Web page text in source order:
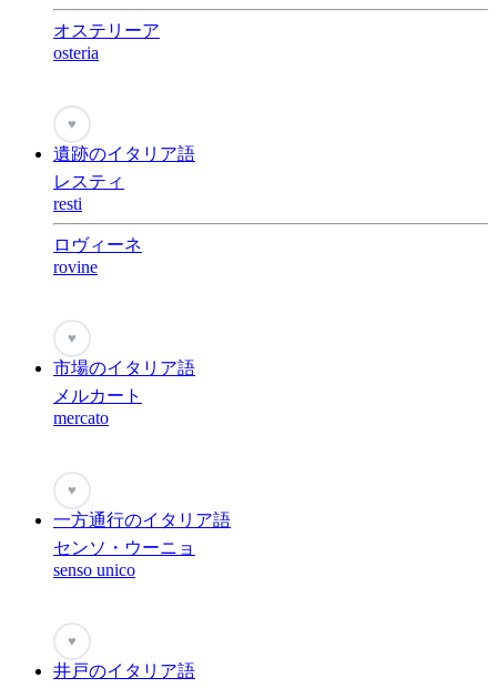
オステリーア
osteria
♥
遺跡のイタリア語
レスティ
resti
ロヴィーネ
rovine
♥
市場のイタリア語
メルカート
mercato
♥
一方通行のイタリア語
センソ・ウーニョ
senso unico
♥
井戸のイタリア語